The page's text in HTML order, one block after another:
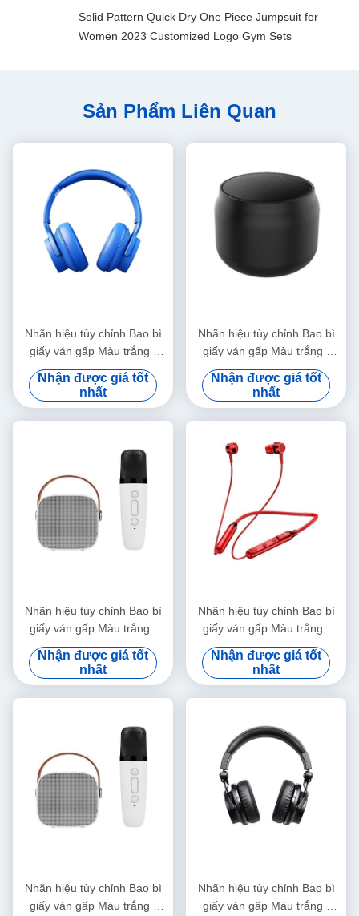
Solid Pattern Quick Dry One Piece Jumpsuit for
Women 2023 Customized Logo Gym Sets
Sản Phẩm Liên Quan
Nhãn hiệu tùy chỉnh Bao bì
giấy ván gấp Màu trắng /
Đen / Vàng hồng Hộp quà từ
tính sang trọng với nắp ruy
băng
Nhận được giá tốt
nhất
Nhãn hiệu tùy chỉnh Bao bì
giấy ván gấp Màu trắng /
Đen / Vàng hồng Hộp quà từ
tính sang trọng với nắp ruy
băng
Nhận được giá tốt
nhất
Nhãn hiệu tùy chỉnh Bao bì
giấy ván gấp Màu trắng /
Đen / Vàng hồng Hộp quà từ
tính sang trọng với nắp ruy
băng
Nhận được giá tốt
nhất
Nhãn hiệu tùy chỉnh Bao bì
giấy ván gấp Màu trắng /
Đen / Vàng hồng Hộp quà từ
tính sang trọng với nắp ruy
băng
Nhận được giá tốt
nhất
Nhãn hiệu tùy chỉnh Bao bì
giấy ván gấp Màu trắng /
Nhãn hiệu tùy chỉnh Bao bì
giấy ván gấp Màu trắng /